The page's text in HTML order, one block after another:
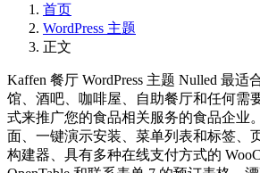
首页
WordPress 主题
正文
Kaffen 餐厅 WordPress 主题 Nulled 最适
馆、酒吧、咖啡屋、自助餐厅和任何需
式来推广您的食品相关服务的食品企业
面、一键演示安装、菜单列表和标签、
构建器、具有多种在线支付方式的